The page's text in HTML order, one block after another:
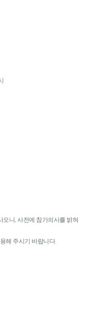
니, 사전에 참가의사를 밝혀
해 주시기 바랍니다.